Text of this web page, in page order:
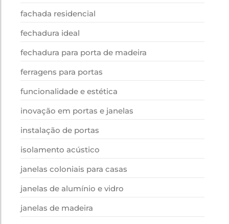
fachada residencial
fechadura ideal
fechadura para porta de madeira
ferragens para portas
funcionalidade e estética
inovação em portas e janelas
instalação de portas
isolamento acústico
janelas coloniais para casas
janelas de alumínio e vidro
janelas de madeira